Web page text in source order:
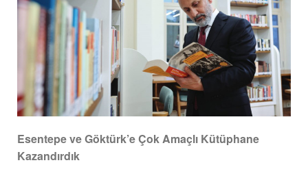
Esentepe ve Göktürk’e Çok Amaçlı Kütüphane
Kazandırdık